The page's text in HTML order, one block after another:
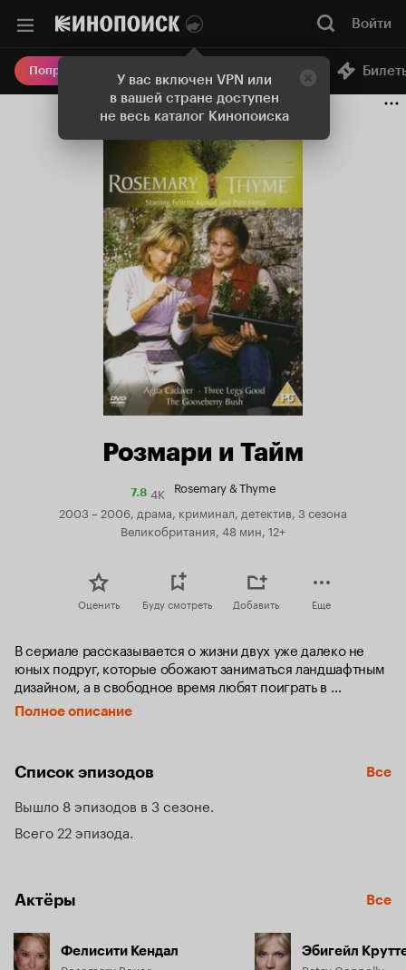
У вас включен VPN или
в вашей стране доступен
не весь каталог Кинопоиска
Войти
Попробовать Плюс Онлайн-кинотеатр
Розмари и Тайм
7.8Рейтинг
7.8
4K Rosemary & Thyme
2003 – 2006, драма, криминал, детектив, 3 сезона
Великобритания, 48 мин, 12+
Оценить Буду смотреть Добавить Еще
В сериале рассказывается о жизни двух уже далеко не
юных подруг, которые обожают заниматься ландшафтным
дизайном, а в свободное время любят поиграть в
детективов...
Полное описание
Список эпизодов Все
Вышло 8 эпизодов в 3 сезоне
Всего 22 эпизода
Актёры Все
Фелисити Кендал Эбигейл